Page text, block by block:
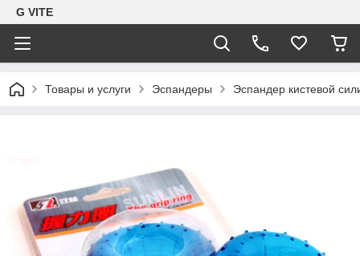
G VITE
Товары и услуги Эспандеры Эспандер кистевой